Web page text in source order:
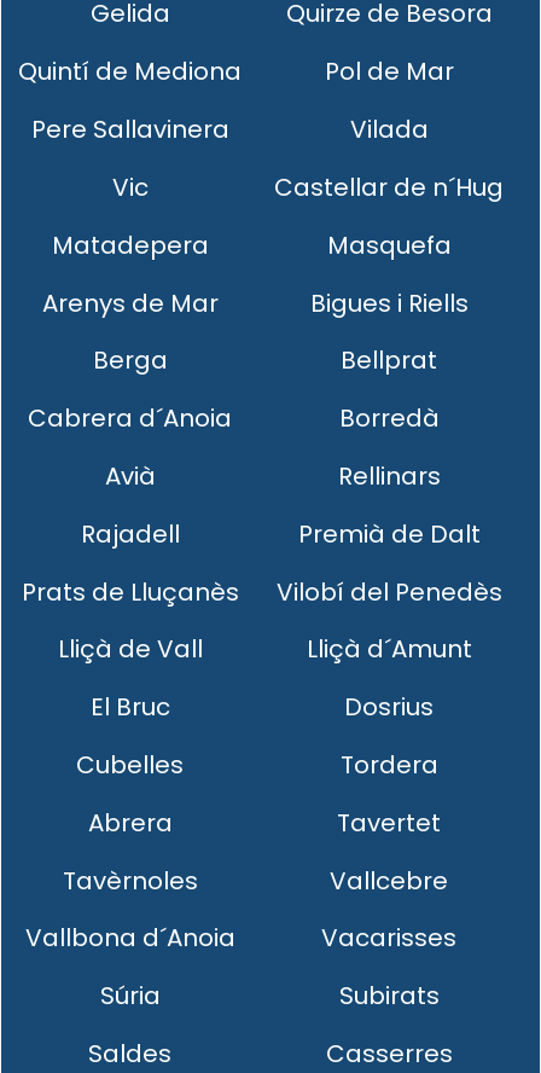
Gelida
Quirze de Besora
Quintí de Mediona
Pol de Mar
Pere Sallavinera
Vilada
Vic
Castellar de n´Hug
Matadepera
Masquefa
Arenys de Mar
Bigues i Riells
Berga
Bellprat
Cabrera d´Anoia
Borredà
Avià
Rellinars
Rajadell
Premià de Dalt
Prats de Lluçanès
Vilobí del Penedès
Lliçà de Vall
Lliçà d´Amunt
El Bruc
Dosrius
Cubelles
Tordera
Abrera
Tavertet
Tavèrnoles
Vallcebre
Vallbona d´Anoia
Vacarisses
Súria
Subirats
Saldes
Casserres